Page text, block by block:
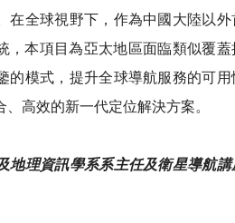
在全球視野下，作為中國大陸以外
，本項目為亞太地區面臨類似覆蓋
的模式，提升全球導航服務的可用
高效的新一代定位解決方案。
地理資訊學系系主任及衛星導航講